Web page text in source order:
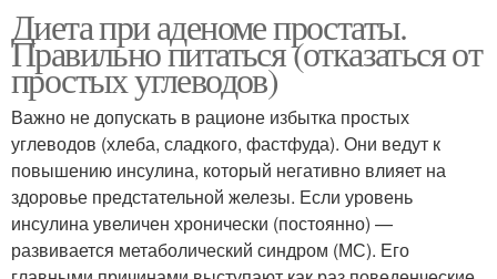
Диета при аденоме простаты.
Правильно питаться (отказаться от
простых углеводов)
Важно не допускать в рационе избытка простых
углеводов (хлеба, сладкого, фастфуда). Они ведут к
повышению инсулина, который негативно влияет на
здоровье предстательной железы. Если уровень
инсулина увеличен хронически (постоянно) —
развивается метаболический синдром (МС). Его